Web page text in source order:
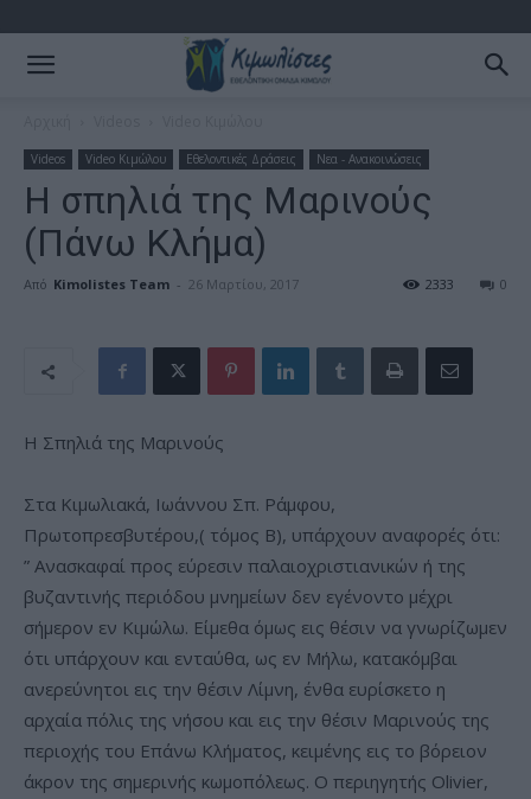
Videos Video Κιμώλου Εθελοντικές Δράσεις Νεα - Ανακοινώσεις
H σπηλιά της Μαρινούς
(Πάνω Κλήμα)
Από Kimolistes Team - 26 Μαρτίου, 2017 0
2333
Η Σπηλιά της Μαρινούς
Στα Κιμωλιακά, Ιωάννου Σπ. Ράμφου,
Πρωτοπρεσβυτέρου,( τόμος Β), υπάρχουν αναφορές ότι:
” Ανασκαφαί προς εύρεσιν παλαιοχριστιανικών ή της
βυζαντινής περιόδου μνημείων δεν εγένοντο μέχρι
σήμερον εν Κιμώλω. Είμεθα όμως εις θέσιν να γνωρίζωμεν
ότι υπάρχουν και ενταύθα, ως εν Μήλω, κατακόμβαι
ανερεύνητοι εις την θέσιν Λίμνη, ένθα ευρίσκετο η
αρχαία πόλις της νήσου και εις την θέσιν Μαρινούς της
περιοχής του Επάνω Κλήματος, κειμένης εις το βόρειον
άκρον της σημερινής κωμοπόλεως. Ο περιηγητής Olivier,